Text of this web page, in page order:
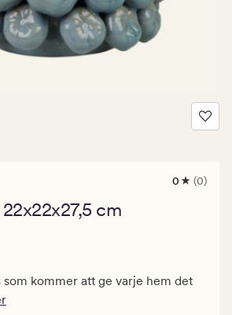
0
0 (0)
cm
som kommer att ge varje hem det